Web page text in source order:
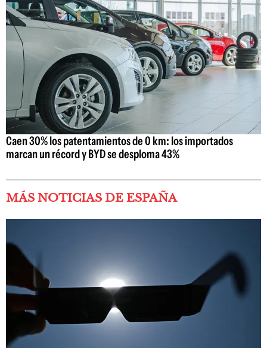
Caen 30% los patentamientos de 0 km: los importados
marcan un récord y BYD se desploma 43%
MÁS NOTICIAS DE ESPAÑA